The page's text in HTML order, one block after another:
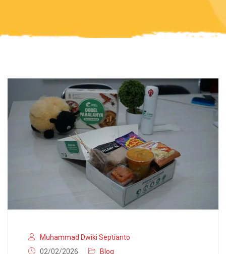
Muhammad Dwiki Septianto
02/02/2026
Blog